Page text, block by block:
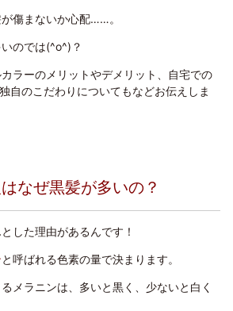
傷まないか心配……。
のでは(^o^)？
ラーのメリットやデメリット、自宅での
自のこだわりについてもなどお伝えしま
なぜ黒髪が多いの？
した理由があるんです！
と呼ばれる色素の量で決まります。
メラニンは、 多いと黒く
少ないと白く